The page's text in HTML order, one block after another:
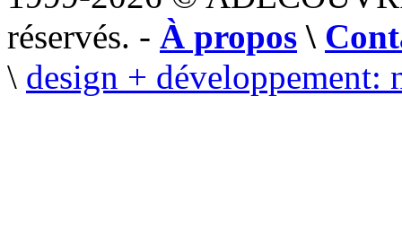
réservés. - À propos \
\ design + développement: